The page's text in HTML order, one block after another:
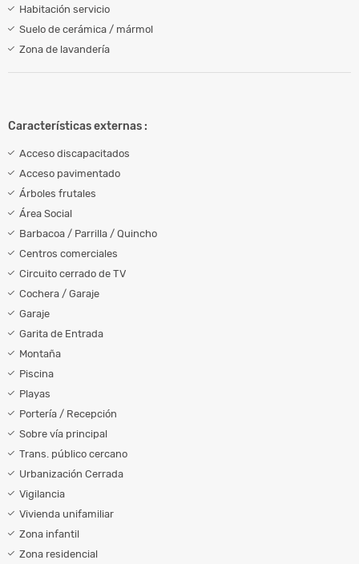
Habitación servicio
Suelo de cerámica / mármol
Zona de lavandería
Características externas :
Acceso discapacitados
Acceso pavimentado
Árboles frutales
Área Social
Barbacoa / Parrilla / Quincho
Centros comerciales
Circuito cerrado de TV
Cochera / Garaje
Garaje
Garita de Entrada
Montaña
Piscina
Playas
Portería / Recepción
Sobre vía principal
Trans. público cercano
Urbanización Cerrada
Vigilancia
Vivienda unifamiliar
Zona infantil
Zona residencial